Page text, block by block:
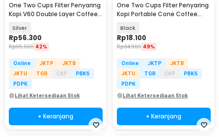
One Two Cups Filter Penyaring
Kopi V60 Double Layer Coffee
Silver
Rp56.300
Rp95.900 42%
Online JKTP
JKTB
JKTU
TGR CKP
PBKS
PDPK
Lihat Ketersediaan Stok
+ Keranjang
One Two Cups Filter Penyaring
Kopi Portable Cone Coffee
Black
Rp18.100
Rp34.900 49%
Online JKTP
JKTB
JKTU
TGR CKP
PBKS
PDPK
Lihat Ketersediaan Stok
+ Keranjang